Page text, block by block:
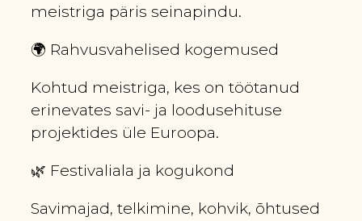
meistriga päris seinapindu.
🌍 Rahvusvahelised kogemused
Kohtud meistriga, kes on töötanud
erinevates savi- ja loodusehituse
projektides üle Euroopa.
🌿 Festivaliala ja kogukond
Savimajad, telkimine, kohvik, õhtused